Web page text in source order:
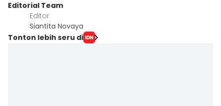
Editorial Team
Editor
Siantita Novaya
Tonton lebih seru di